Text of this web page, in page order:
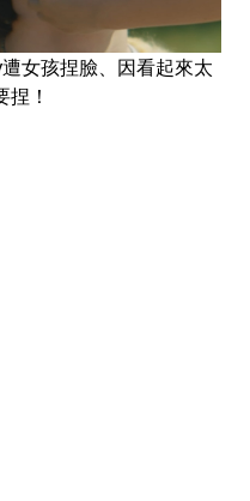
女孩捏臉、因看起來太
！